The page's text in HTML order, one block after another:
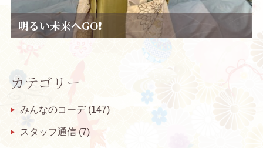
明るい未来へGO❗
カテゴリー
みんなのコーデ(147)
スタッフ通信(7)